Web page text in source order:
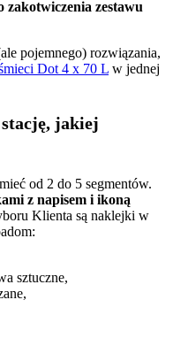
zakotwiczenia zestawu
pojemnego) rozwiązania,
Dot 4 x 70 L w jednej
stację, jakiej
od 2 do 5 segmentów.
z napisem i ikoną
Klienta są naklejki w
sztuczne,